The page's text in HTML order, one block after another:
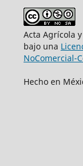
Acta Agrícola
bajo una
NoComercial-
Hecho en